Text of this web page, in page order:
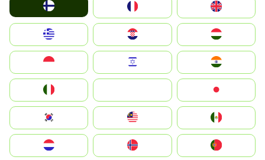
United Kingdom
Magyarország
South Korea